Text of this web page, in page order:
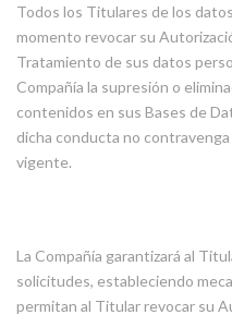
Todos los Titulares de los
momento revocar su
Tratamiento de sus datos
Compañía la supresión o
contenidos en sus Bases de
dicha conducta no
vigente.
La Compañía garantizará al
solicitudes, estableciendo
permitan al Titular revocar su